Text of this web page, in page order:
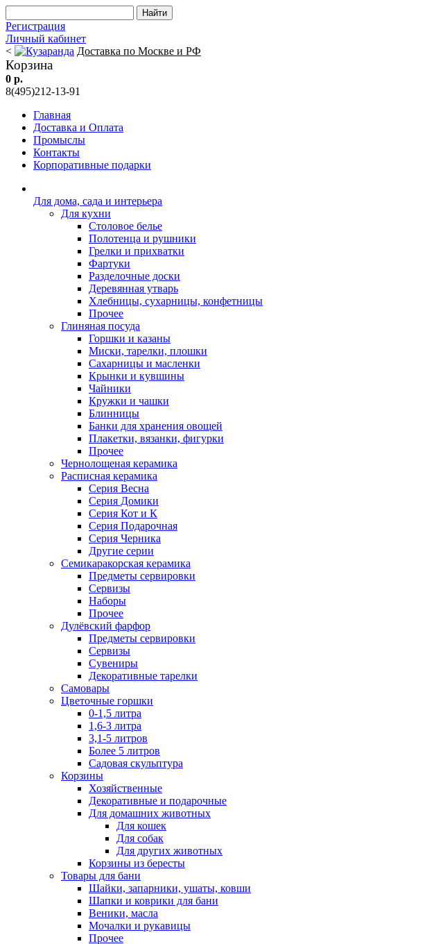
Регистрация
Личный кабинет
<
Доставка по Москве и РФ
Корзина
0 р.
8(495)212-13-91
Главная
Доставка и Оплата
Промыслы
Контакты
Корпоративные подарки
Для дома, сада и интерьера
Для кухни
Столовое белье
Полотенца и рушники
Грелки и прихватки
Фартуки
Разделочные доски
Деревянная утварь
Хлебницы, сухарницы, конфетницы
Прочее
Глиняная посуда
Горшки и казаны
Миски, тарелки, плошки
Сахарницы и масленки
Крынки и кувшины
Чайники
Кружки и чашки
Блинницы
Банки для хранения овощей
Плакетки, вязанки, фигурки
Прочее
Чернолощеная керамика
Расписная керамика
Серия Весна
Серия Домики
Серия Кот и К
Серия Подарочная
Серия Черника
Другие серии
Семикаракорская керамика
Предметы сервировки
Сервизы
Наборы
Прочее
Дулёвский фарфор
Предметы сервировки
Сервизы
Сувениры
Декоративные тарелки
Самовары
Цветочные горшки
0-1,5 литра
1,6-3 литра
3,1-5 литров
Более 5 литров
Садовая скульптура
Корзины
Хозяйственные
Декоративные и подарочные
Для домашних животных
Для кошек
Для собак
Для других животных
Корзины из бересты
Товары для бани
Шайки, запарники, ушаты, ковши
Шапки и коврики для бани
Веники, масла
Мочалки и рукавицы
Прочее